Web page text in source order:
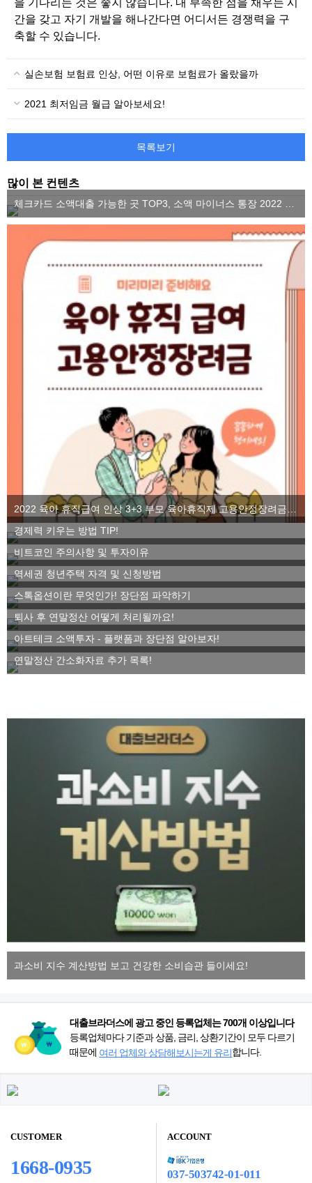
을 기다리는 것은 좋지 않습니다. 내 부족한 점을 채우는 시
간을 갖고 자기 개발을 해나간다면 어디서든 경쟁력을 구
축할 수 있습니다.
실손보험 보험료 인상, 어떤 이유로 보험료가 올랐을까
2021 최저임금 월급 알아보세요!
목록보기
많이 본 컨텐츠
경제력 키우는 방법 TIP!
비트코인 주의사항 및 투자이유
역세권 청년주택 자격 및 신청방법
스톡옵션이란 무엇인가! 장단점 파악하기
퇴사 후 연말정산 어떻게 처리될까요!
아트테크 소액투자 - 플랫폼과 장단점 알아보자!
연말정산 간소화자료 추가 목록!
과소비 지수 계산방법 보고 건강한 소비습관 들이세요!
대출브라더스에 광고 중인 등록업체는 700개 이상입니다
등록업체마다 기준과 상품, 금리, 상환기간이 모두 다르기
때문에 여러 업체와 상담해보시는게 유리합니다.
CUSTOMER
1668-0935
ACCOUNT
037-503742-01-011